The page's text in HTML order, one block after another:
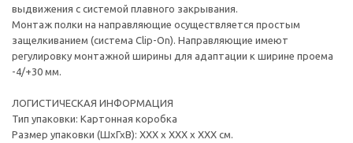
выдвижения с системой плавного закрывания.
Монтаж полки на направляющие осуществляется простым
защелкиванием (система Clip-On). Направляющие имеют
регулировку монтажной ширины для адаптации к ширине проема
-4/+30 мм.
ЛОГИСТИЧЕСКАЯ ИНФОРМАЦИЯ
Тип упаковки: Картонная коробка
Размер упаковки (ШхГхВ): ХХХ х ХХХ х ХХХ см.